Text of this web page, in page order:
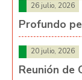
26 julio, 2026
Profundo
20 julio, 2026
Reunión de